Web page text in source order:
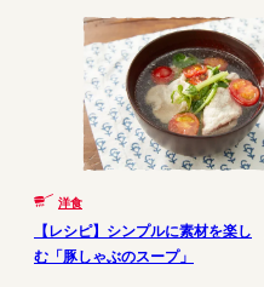
洋食
【レシピ】シンプルに素材を楽し
む「豚しゃぶのスープ」